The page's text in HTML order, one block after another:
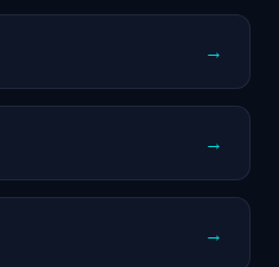
→
→
→